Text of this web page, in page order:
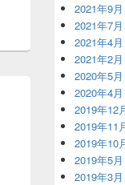
2021年9月
2021年7月
2021年4月
2021年2月
2020年5月
2020年4月
2019年12
2019年11
2019年10
2019年5月
2019年3月